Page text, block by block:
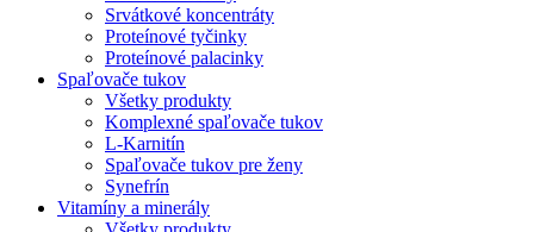
Srvátkové koncentráty
Proteínové tyčinky
Proteínové palacinky
Spaľovače tukov
Všetky produkty
Komplexné spaľovače tukov
L-Karnitín
Spaľovače tukov pre ženy
Synefrín
Vitamíny a minerály